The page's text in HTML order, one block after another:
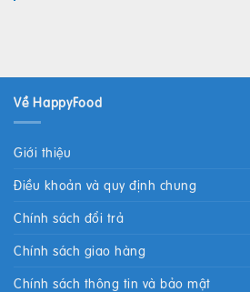
Về HappyFood
Giới thiệu
Điều khoản và quy định chung
Chính sách đổi trả
Chính sách giao hàng
Chính sách thông tin và bảo mật